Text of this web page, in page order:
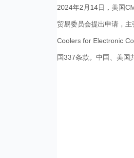
2024年2月14日，美国
贸易委员会提出申请，
Coolers for Electronic
国337条款。中国、美国